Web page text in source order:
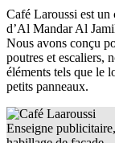
Café Laroussi est un
d’Al Mandar Al
Nous avons conçu
poutres et escaliers,
éléments tels que le
petits panneaux.